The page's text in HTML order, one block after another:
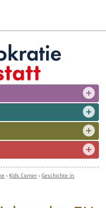
› Kids Corner ›Geschichte in